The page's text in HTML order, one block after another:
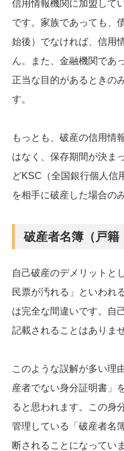
信用情報機関に加盟して
です。家族であっても、
始後）でなければ、信用
ん。また、金融機関であ
正当な目的があるときの
す。
もっとも、破産の信用情
はなく、保存期間が決ま
どKSC（全国銀行個人信
を相手に破産した場合の
破産者名簿（戸籍
自己破産のデメリットと
民票が汚れる」といわれ
は完全な間違いです。自
記載されることはありませ
このような誤解が多い理
産者でない身分証明書」
ると思われます。この身
管理している「破産者名
断されることになってい